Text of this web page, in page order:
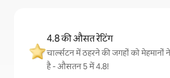
4.8 की औसत रेटिंग
चार्ल्सटन में ठहरने की जगहों को मेहमानों
है - औसतन 5 में 4.8!